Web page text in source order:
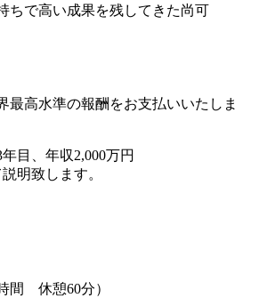
ちで高い成果を残してきた尚可
最高水準の報酬をお支払いいたしま
目、年収2,000万円
明致します。
間 休憩60分）